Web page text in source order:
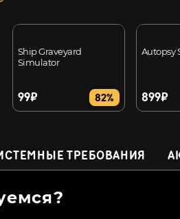
Ship Graveyard
Simulator
99₽ 82%
Autopsy
899₽
ТРЕБОВАНИЯ